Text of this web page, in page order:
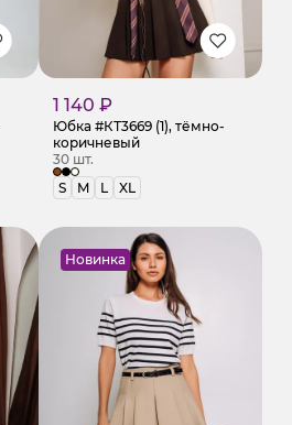
1 140 ₽
Юбка #КТ3669 (1), тёмно-
коричневый
30 шт.
S
M L XL
Новинка